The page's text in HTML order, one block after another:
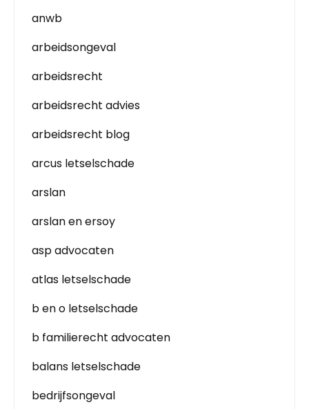
anwb
arbeidsongeval
arbeidsrecht
arbeidsrecht advies
arbeidsrecht blog
arcus letselschade
arslan
arslan en ersoy
asp advocaten
atlas letselschade
b en o letselschade
b familierecht advocaten
balans letselschade
bedrijfsongeval